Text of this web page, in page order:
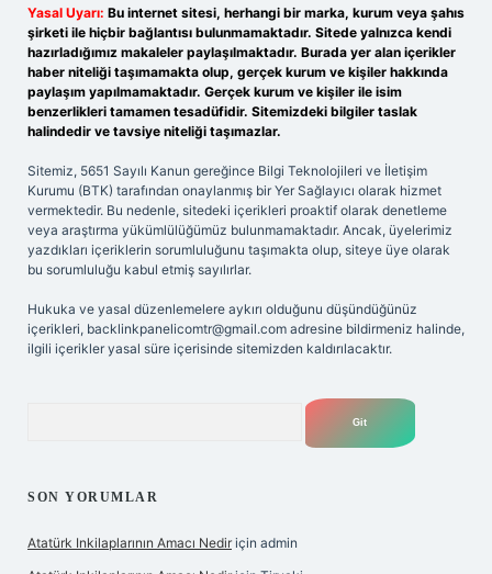
Yasal Uyarı: Bu internet sitesi, herhangi bir marka, kurum veya şahıs
şirketi ile hiçbir bağlantısı bulunmamaktadır. Sitede yalnızca kendi
hazırladığımız makaleler paylaşılmaktadır. Burada yer alan içerikler
haber niteliği taşımamakta olup, gerçek kurum ve kişiler hakkında
paylaşım yapılmamaktadır. Gerçek kurum ve kişiler ile isim
benzerlikleri tamamen tesadüfidir. Sitemizdeki bilgiler taslak
halindedir ve tavsiye niteliği taşımazlar.
Sitemiz, 5651 Sayılı Kanun gereğince Bilgi Teknolojileri ve İletişim
Kurumu (BTK) tarafından onaylanmış bir Yer Sağlayıcı olarak hizmet
vermektedir. Bu nedenle, sitedeki içerikleri proaktif olarak denetleme
veya araştırma yükümlülüğümüz bulunmamaktadır. Ancak, üyelerimiz
yazdıkları içeriklerin sorumluluğunu taşımakta olup, siteye üye olarak
bu sorumluluğu kabul etmiş sayılırlar.
Hukuka ve yasal düzenlemelere aykırı olduğunu düşündüğünüz
içerikleri, backlinkpanelicomtr@gmail.com adresine bildirmeniz halinde,
ilgili içerikler yasal süre içerisinde sitemizden kaldırılacaktır.
SON YORUMLAR
Atatürk Inkilaplarının Amacı Nedir için admin